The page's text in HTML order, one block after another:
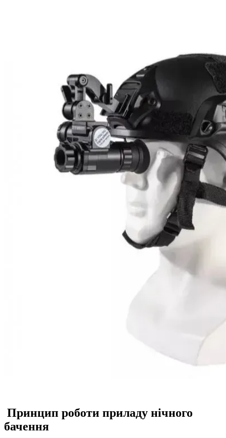
Принцип роботи приладу нічного
бачення